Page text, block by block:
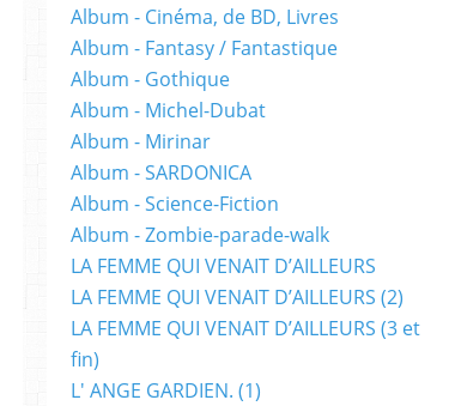
Album - Cinéma, de BD, Livres
Album - Fantasy / Fantastique
Album - Gothique
Album - Michel-Dubat
Album - Mirinar
Album - SARDONICA
Album - Science-Fiction
Album - Zombie-parade-walk
LA FEMME QUI VENAIT D’AILLEURS
LA FEMME QUI VENAIT D’AILLEURS (2)
LA FEMME QUI VENAIT D’AILLEURS (3 et
fin)
L' ANGE GARDIEN. (1)